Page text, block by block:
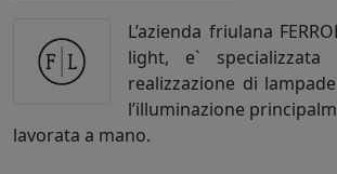
L’azienda friulana
light, e`
realizzazione di
l’illuminazione
lavorata a mano.